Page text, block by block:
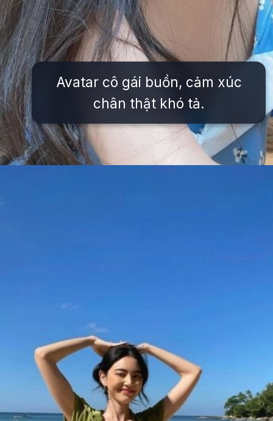
Avatar cô gái buồn, cảm xúc
chân thật khó tả.